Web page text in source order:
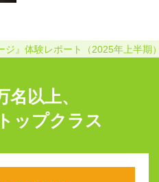
ジ』体験レポート（2025年上半期
名以上、
ップクラス